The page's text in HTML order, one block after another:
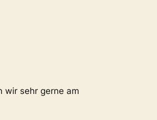
wir sehr gerne am